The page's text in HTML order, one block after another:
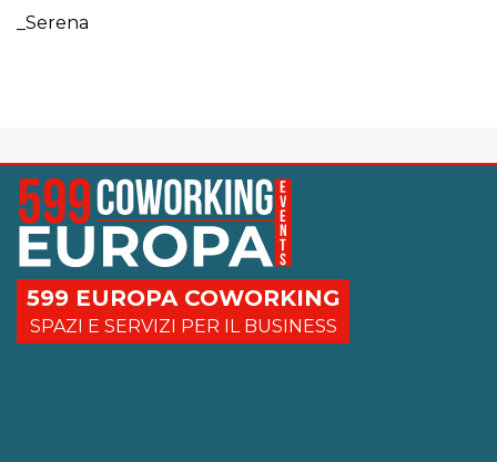
_Serena
599 EUROPA COWORKING
SPAZI E SERVIZI PER IL BUSINESS